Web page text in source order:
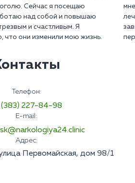
Сейчас я посещаю
над собой и повышаю
и счастливым. Я
что они изменили мою жизнь.
Телефон:
(383) 227-84-98
E-mail:
Адрес:
Первомайская, дом 98/1